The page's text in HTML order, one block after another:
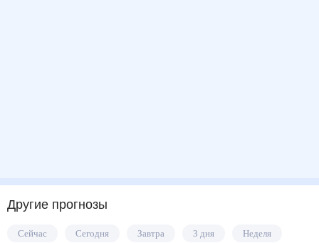
Другие прогнозы
Сейчас Сегодня Завтра 3 дня Неделя